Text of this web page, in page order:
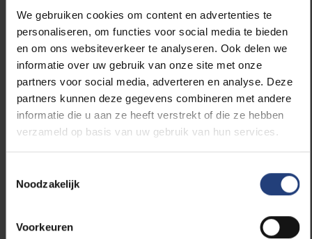
We gebruiken cookies om content en advertenties te
personaliseren, om functies voor social media te bieden
en om ons websiteverkeer te analyseren. Ook delen we
informatie over uw gebruik van onze site met onze
partners voor social media, adverteren en analyse. Deze
partners kunnen deze gegevens combineren met andere
informatie die u aan ze heeft verstrekt of die ze hebben
verzameld op basis van uw gebruik van hun services.
Noodzakelijk
Voorkeuren
Lees meer over: